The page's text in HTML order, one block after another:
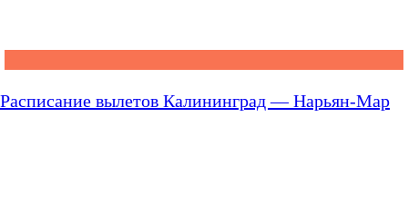
Расписание вылетов Калининград — Нарьян-Мар